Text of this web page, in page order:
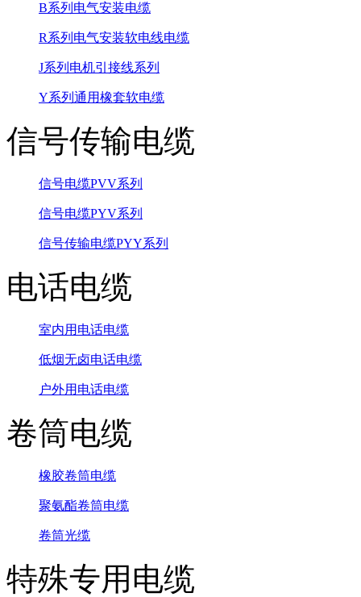
B系列电气安装电缆
R系列电气安装软电线电缆
J系列电机引接线系列
Y系列通用橡套软电缆
信号传输电缆
信号电缆PVV系列
信号电缆PYV系列
信号传输电缆PYY系列
电话电缆
室内用电话电缆
低烟无卤电话电缆
户外用电话电缆
卷筒电缆
橡胶卷筒电缆
聚氨酯卷筒电缆
卷筒光缆
特殊专用电缆